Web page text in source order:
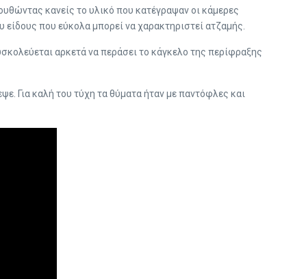
κανείς το υλικό που κατέγραψαν οι κάμερες
που εύκολα μπορεί να χαρακτηριστεί ατζαμής.
αρκετά να περάσει το κάγκελο της περίφραξης
Για καλή του τύχη τα θύματα ήταν με παντόφλες και